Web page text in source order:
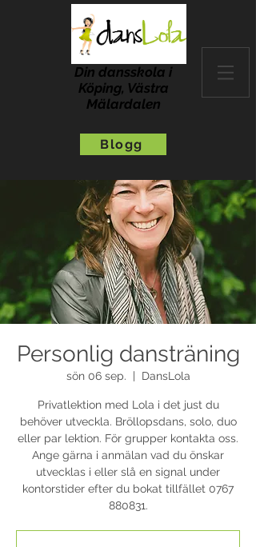
Din dansskola i
Köping, Västra
Mälardalen
Blogg
Personlig dansträning
sön 06 sep. DansLola
Privatlektion med Lola i det just du
behöver utveckla. Bröllopsdans, solo, duo
eller par lektion. För grupper kontakta oss.
Ange gärna i anmälan vad du önskar
utvecklas i eller slå en signal under
kontorstider efter du bokat tillfället 0767
880831.